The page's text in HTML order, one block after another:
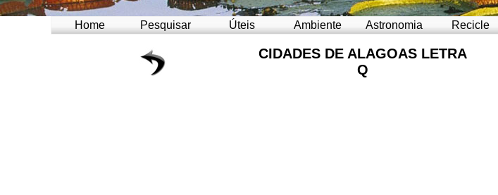
Home Pesquisar Úteis Ambiente Astronomia Recicle
CIDADES DE ALAGOAS LETRA
Q